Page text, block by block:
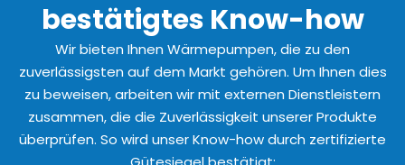
bestätigtes Know-how
Wir bieten Ihnen Wärmepumpen, die zu den
zuverlässigsten auf dem Markt gehören. Um Ihnen dies
zu beweisen, arbeiten wir mit externen Dienstleistern
zusammen, die die Zuverlässigkeit unserer Produkte
überprüfen. So wird unser Know-how durch zertifizierte